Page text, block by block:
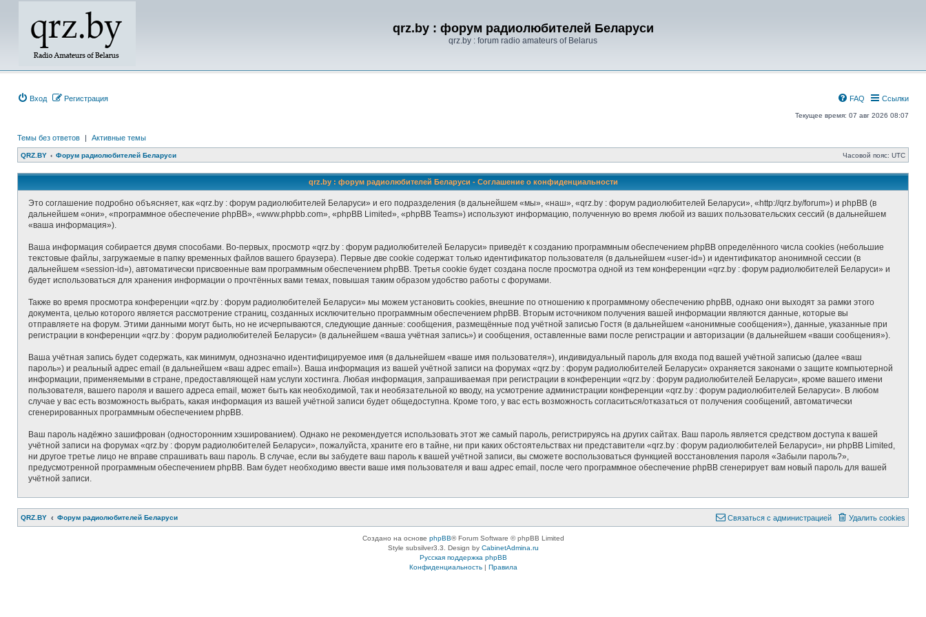
qrz.by : форум радиолюбителей Беларуси
qrz.by : forum radio amateurs of Belarus
Вход Регистрация Ссылки
FAQ
Текущее время: 07 авг 2026 08:07
Темы без ответов | Активные темы
QRZ.BY Форум радиолюбителей Беларуси Часовой пояс: UTC
qrz.by : форум радиолюбителей Беларуси - Соглашение о конфиденциальности
Это соглашение подробно объясняет, как «qrz.by : форум радиолюбителей Беларуси» и его подразделения (в дальнейшем «мы», «наш», «qrz.by : форум радиолюбителей Беларуси», «http://qrz.by/forum») и phpBB (в
дальнейшем «они», «программное обеспечение phpBB», «www.phpbb.com», «phpBB Limited», «phpBB Teams») используют информацию, полученную во время любой из ваших пользовательских сессий (в дальнейшем
«ваша информация»).
Ваша информация собирается двумя способами. Во-первых, просмотр «qrz.by : форум радиолюбителей Беларуси» приведёт к созданию программным обеспечением phpBB определённого числа cookies (небольшие
текстовые файлы, загружаемые в папку временных файлов вашего браузера). Первые две cookie содержат только идентификатор пользователя (в дальнейшем «user-id») и идентификатор анонимной сессии (в
дальнейшем «session-id»), автоматически присвоенные вам программным обеспечением phpBB. Третья cookie будет создана после просмотра одной из тем конференции «qrz.by : форум радиолюбителей Беларуси» и
будет использоваться для хранения информации о прочтённых вами темах, повышая таким образом удобство работы с форумами.
Также во время просмотра конференции «qrz.by : форум радиолюбителей Беларуси» мы можем установить cookies, внешние по отношению к программному обеспечению phpBB, однако они выходят за рамки этого
документа, целью которого является рассмотрение страниц, созданных исключительно программным обеспечением phpBB. Вторым источником получения вашей информации являются данные, которые вы
отправляете на форум. Этими данными могут быть, но не исчерпываются, следующие данные: сообщения, размещённые под учётной записью Гостя (в дальнейшем «анонимные сообщения»), данные, указанные при
регистрации в конференции «qrz.by : форум радиолюбителей Беларуси» (в дальнейшем «ваша учётная запись») и сообщения, оставленные вами после регистрации и авторизации (в дальнейшем «ваши сообщения»).
Ваша учётная запись будет содержать, как минимум, однозначно идентифицируемое имя (в дальнейшем «ваше имя пользователя»), индивидуальный пароль для входа под вашей учётной записью (далее «ваш
пароль») и реальный адрес email (в дальнейшем «ваш адрес email»). Ваша информация из вашей учётной записи на форумах «qrz.by : форум радиолюбителей Беларуси» охраняется законами о защите компьютерной
информации, применяемыми в стране, предоставляющей нам услуги хостинга. Любая информация, запрашиваемая при регистрации в конференции «qrz.by : форум радиолюбителей Беларуси», кроме вашего имени
пользователя, вашего пароля и вашего адреса email, может быть как необходимой, так и необязательной ко вводу, на усмотрение администрации конференции «qrz.by : форум радиолюбителей Беларуси». В любом
случае у вас есть возможность выбрать, какая информация из вашей учётной записи будет общедоступна. Кроме того, у вас есть возможность согласиться/отказаться от получения сообщений, автоматически
сгенерированных программным обеспечением phpBB.
Ваш пароль надёжно зашифрован (односторонним хэшированием). Однако не рекомендуется использовать этот же самый пароль, регистрируясь на других сайтах. Ваш пароль является средством доступа к вашей
учётной записи на форумах «qrz.by : форум радиолюбителей Беларуси», пожалуйста, храните его в тайне, ни при каких обстоятельствах ни представители «qrz.by : форум радиолюбителей Беларуси», ни phpBB Limited,
ни другое третье лицо не вправе спрашивать ваш пароль. В случае, если вы забудете ваш пароль к вашей учётной записи, вы сможете воспользоваться функцией восстановления пароля «Забыли пароль?»,
предусмотренной программным обеспечением phpBB. Вам будет необходимо ввести ваше имя пользователя и ваш адрес email, после чего программное обеспечение phpBB сгенерирует вам новый пароль для вашей
учётной записи.
QRZ.BY Форум радиолюбителей Беларуси Удалить cookies
Связаться с администрацией
Создано на основе phpBB® Forum Software © phpBB Limited
Style subsilver3.3. Design by CabinetAdmina.ru
Русская поддержка phpBB
Конфиденциальность| Правила